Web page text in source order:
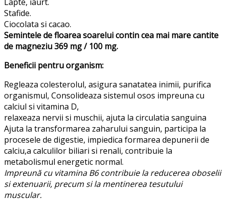
Stafide.
Ciocolata si cacao.
Semintele de floarea soarelui contin cea mai mare cantite
de magneziu 369 mg / 100 mg.
Beneficii pentru organism:
Regleaza colesterolul, asigura sanatatea inimii, purifica
organismul, Consolideaza sistemul osos impreuna cu
calciul si vitamina D,
relaxeaza nervii si muschii, ajuta la circulatia sanguina
Ajuta la transformarea zaharului sanguin, participa la
procesele de digestie, impiedica formarea depunerii de
calciu,a calculilor biliari si renali, contribuie la
metabolismul energetic normal.
Impreună cu vitamina B6 contribuie la reducerea oboselii
si extenuarii, precum si la mentinerea tesutului
muscular.